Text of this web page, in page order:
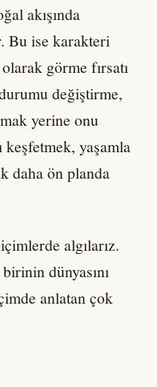
akışında
Bu ise karakteri
görme fırsatı
değiştirme,
yerine onu
keşfetmek, yaşamla
daha ön planda
algılarız.
dünyasını
anlatan çok